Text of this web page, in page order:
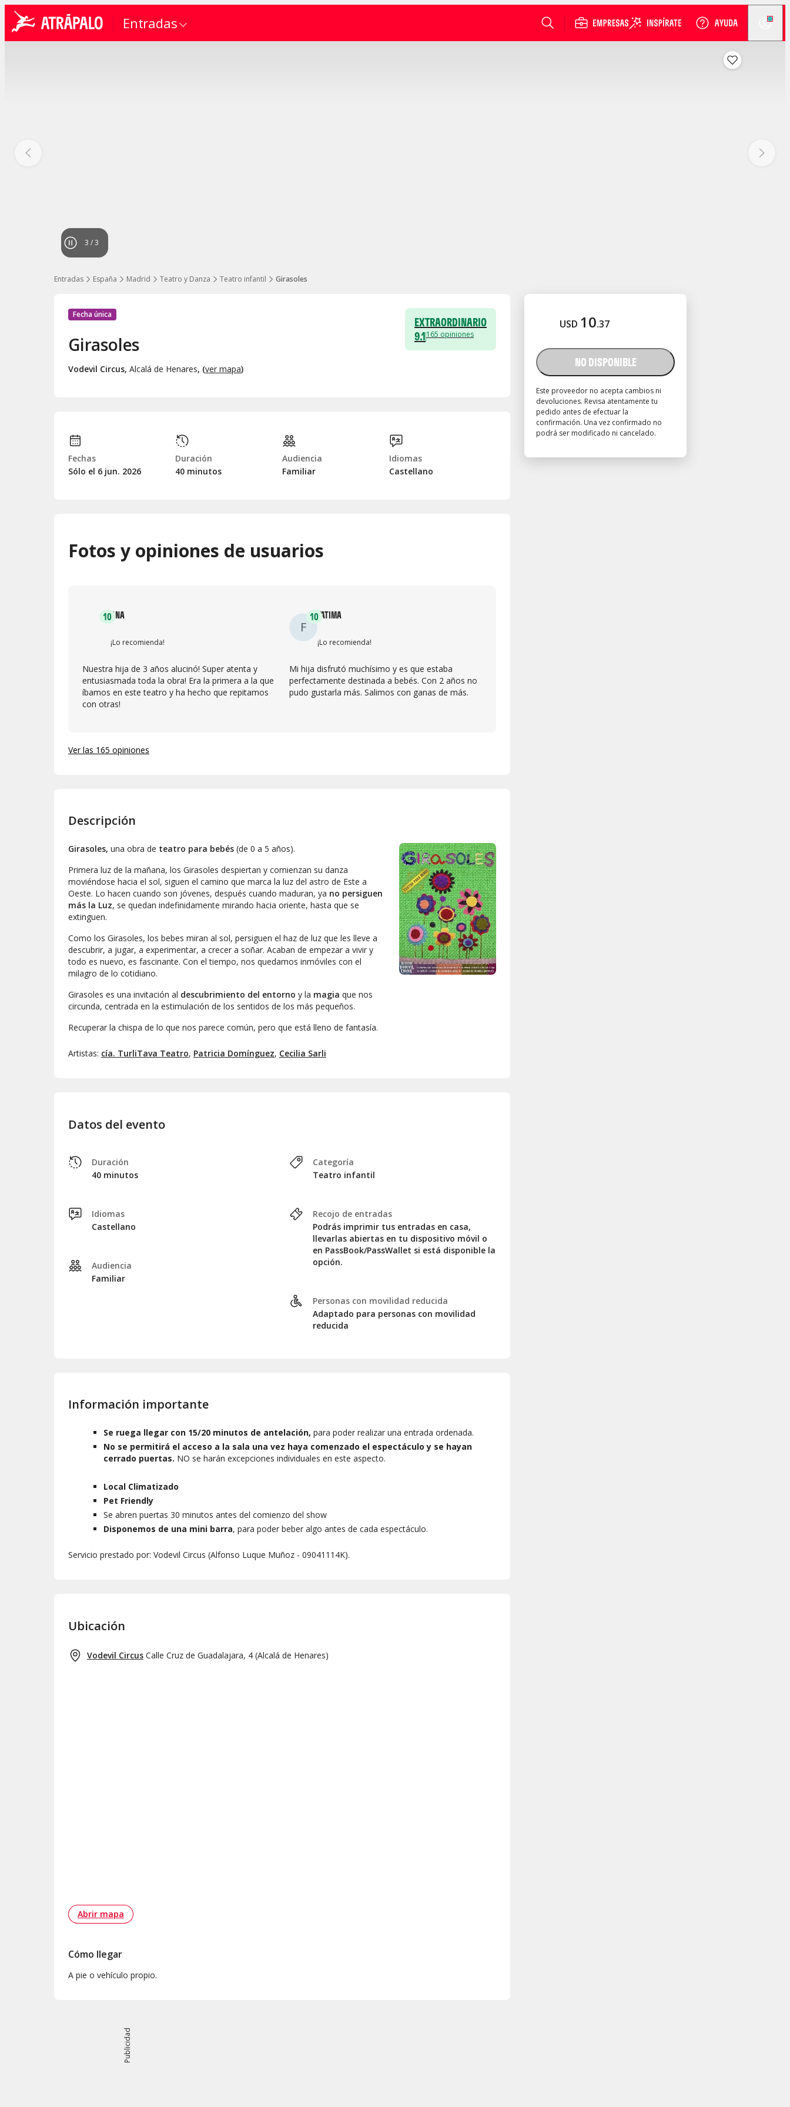
Entradas
1 /3
Entradas España Madrid Teatro y Danza Teatro infantil Girasoles
USD 10.37
NO DISPONIBLE
Este proveedor no acepta cambios ni
devoluciones. Revisa atentamente tu
pedido antes de efectuar la
confirmación. Una vez confirmado no
podrá ser modificado ni cancelado.
Fecha única
Girasoles
Vodevil Circus, Alcalá de Henares, (ver mapa)
EXTRAORDINARIO
9.1165 opiniones
Fechas
Sólo el 6 jun. 2026
Duración
40 minutos
Audiencia
Familiar
Idiomas
Castellano
Fotos y opiniones de usuarios
10ANA
¡Lo recomienda!
Nuestra hija de 3 años alucinó! Super atenta y
entusiasmada toda la obra! Era la primera a la que
íbamos en este teatro y ha hecho que repitamos
con otras!
F
10FATIMA
¡Lo recomienda!
Mi hija disfrutó muchísimo y es que estaba
perfectamente destinada a bebés. Con 2 años no
pudo gustarla más. Salimos con ganas de más.
Ver las 165 opiniones
Descripción
Girasoles, una obra de teatro para bebés (de 0 a 5 años).
Primera luz de la mañana, los Girasoles despiertan y comienzan su danza
moviéndose hacia el sol, siguen el camino que marca la luz del astro de Este a
Oeste. Lo hacen cuando son jóvenes, después cuando maduran, ya no persiguen
más la Luz, se quedan indefinidamente mirando hacia oriente, hasta que se
extinguen.
Como los Girasoles, los bebes miran al sol, persiguen el haz de luz que les lleve a
descubrir, a jugar, a experimentar, a crecer a soñar. Acaban de empezar a vivir y
todo es nuevo, es fascinante. Con el tiempo, nos quedamos inmóviles con el
milagro de lo cotidiano.
Girasoles es una invitación al descubrimiento del entorno y la magia que nos
circunda, centrada en la estimulación de los sentidos de los más pequeños.
Recuperar la chispa de lo que nos parece común, pero que está lleno de fantasía.
Artistas: cía. TurliTava Teatro, Patricia Domínguez, Cecilia Sarli
Datos del evento
Duración
40 minutos
Idiomas
Castellano
Audiencia
Familiar
Categoría
Teatro infantil
Recojo de entradas
Podrás imprimir tus entradas en casa,
llevarlas abiertas en tu dispositivo móvil o
en PassBook/PassWallet si está disponible la
opción.
Personas con movilidad reducida
Adaptado para personas con movilidad
reducida
Información importante
Se ruega llegar con 15/20 minutos de antelación, para poder realizar una entrada ordenada.
No se permitirá el acceso a la sala una vez haya comenzado el espectáculo y se hayan
cerrado puertas. NO se harán excepciones individuales en este aspecto.
Local Climatizado
Pet Friendly
Se abren puertas 30 minutos antes del comienzo del show
Disponemos de una mini barra, para poder beber algo antes de cada espectáculo.
Servicio prestado por: Vodevil Circus (Alfonso Luque Muñoz - 09041114K).
Ubicación
Vodevil Circus Calle Cruz de Guadalajara, 4 (Alcalá de Henares)
Abrir mapa
Cómo llegar
A pie o vehículo propio.
Publicidad